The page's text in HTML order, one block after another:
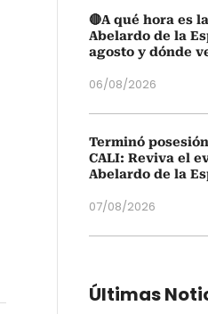
🔴A qué hora es
Abelardo de la
agosto y dónde
06/08/2026
Terminó
CALI: Reviva el
Abelardo de la
07/08/2026
Últimas